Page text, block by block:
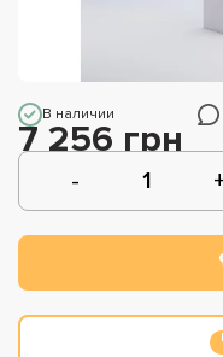
В наличии
7 256 грн